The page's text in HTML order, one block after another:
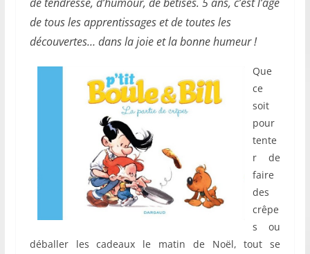
de tous les apprentissages et de toutes les
découvertes… dans la joie et la bonne humeur !
Que
ce
soit
pour
tente
r de
faire
des
crêpe
s ou
déballer les cadeaux le matin de Noël, tout se